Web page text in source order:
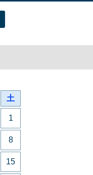
土
1
8
15